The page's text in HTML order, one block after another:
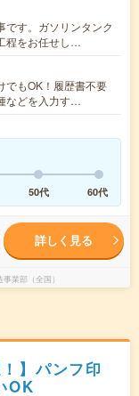
です。ガソリンタンク
程をお任せし…
もOK！履歴書不要
などを入力す…
50代 60代
詳しく見る
業部（全国）
】パンフ印
OK